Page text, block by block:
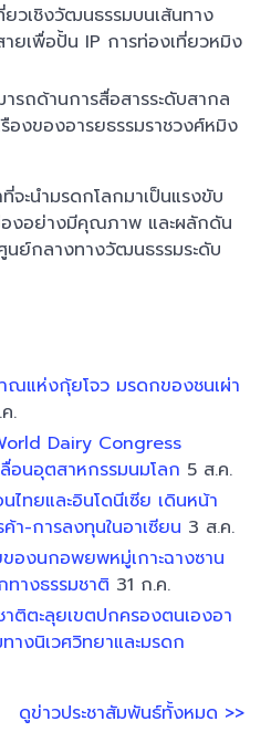
ยวเชิงวัฒนธรรมบนเส้นทาง
ยเพื่อปั้น IP การท่องเที่ยวหมิง
รถด้านการสื่อสารระดับสากล
องของอารยธรรมราชวงศ์หมิง
ะนำมรดกโลกมาเป็นแรงขับ
งอย่างมีคุณภาพ และผลักดัน
นย์กลางทางวัฒนธรรมระดับ
ณแห่งกุ้ยโจว มรดกของชนเผ่า
.
Dairy Congress
อนอุตสาหกรรมนมโลก 5 ส.ค.
ไทยและอินโดนีเซีย เดินหน้า
า-การลงทุนในอาเซียน 3 ส.ค.
องนกอพยพหมู่เกาะฉางซาน
างธรรมชาติ 31 ก.ค.
ติตะลุยเขตปกครองตนเองอา
างนิเวศวิทยาและมรดก
ดูข่าวประชาสัมพันธ์ทั้งหมด >>